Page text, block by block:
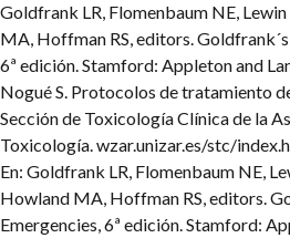
Goldfrank LR, Flomenbaum NE,
MA, Hoffman RS, editors.
6ª edición. Stamford: Appleton and
Nogué S. Protocolos de tratamiento
Sección de Toxicología Clínica de la
Toxicología. wzar.unizar.es/stc/
En: Goldfrank LR, Flomenbaum NE,
Howland MA, Hoffman RS, editors.
Emergencies, 6ª edición. Stamford: